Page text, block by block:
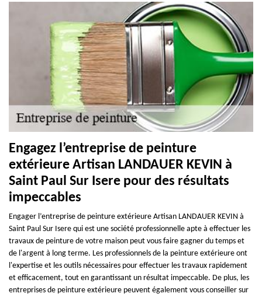
Engagez l’entreprise de peinture
extérieure Artisan LANDAUER KEVIN à
Saint Paul Sur Isere pour des résultats
impeccables
Engager l’entreprise de peinture extérieure Artisan LANDAUER KEVIN à
Saint Paul Sur Isere qui est une société professionnelle apte à effectuer les
travaux de peinture de votre maison peut vous faire gagner du temps et
de l'argent à long terme. Les professionnels de la peinture extérieure ont
l'expertise et les outils nécessaires pour effectuer les travaux rapidement
et efficacement, tout en garantissant un résultat impeccable. De plus, les
entreprises de peinture extérieure peuvent également vous conseiller sur